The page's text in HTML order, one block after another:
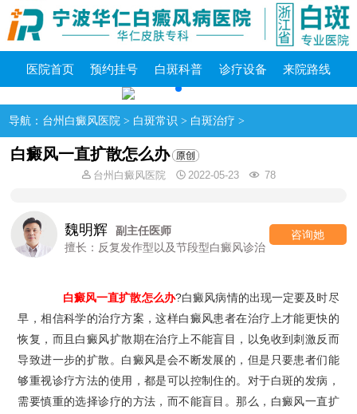
医院首页 预约挂号 白斑科普 诊疗设备 来院路线
导航： 台州白癜风医院 > 白斑常识 > 白斑治疗 >
白癜风一直扩散怎么办
台州白癜风医院 2022-05-23 78
郭玉凤
主治医师
擅长：各类型白癜风诊疗
白癜风一直扩散怎么办?白癜风病情的出现一定要及时尽
早，相信科学的治疗方案，这样白癜风患者在治疗上才能更快的
恢复，而且白癜风扩散期在治疗上不能盲目，以免收到刺激反而
导致进一步的扩散。白癜风是会不断发展的，但是只要患者们能
够重视诊疗方法的使用，都是可以控制住的。对于白斑的发病，
需要慎重的选择诊疗的方法，而不能盲目。那么，白癜风一直扩